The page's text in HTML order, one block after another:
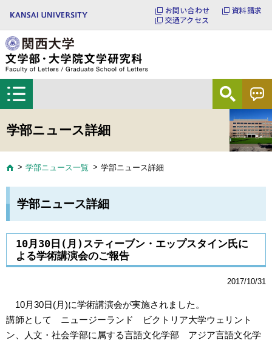
お問い合わせ
資料請求
交通アクセス
学部ニュース詳細
学部ニュース一覧 学部ニュース詳細
学部ニュース詳細
10月30日(月)スティーブン・エップスタイン氏に
よる学術講演会のご報告
2017/10/31
10月30日(月)に学術講演会が実施されました。
講師として ニュージーランド ビクトリア大学ウェリント
ン、人文・社会学部に属する言語文化学部 アジア言語文化学